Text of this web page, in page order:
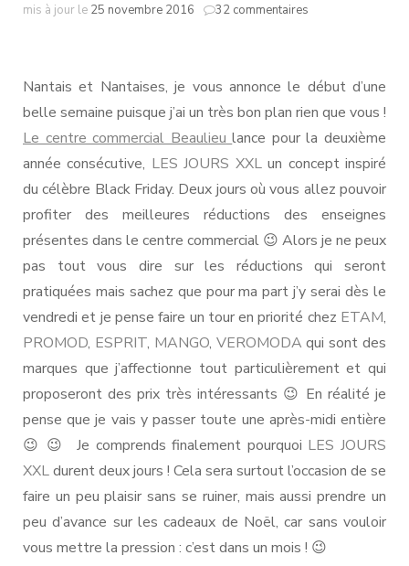
mis à jour le 25 novembre 2016 32 commentaires
débarquent
Beaulieu
[CONCOURS]
Nantais et Nantaises, je vous annonce le début d’une
belle semaine puisque j’ai un très bon plan rien que vous !
Le centre commercial Beaulieu lance pour la deuxième
année consécutive, LES JOURS XXLun concept inspiré
du célèbre Black Friday. Deux jours où vous allez pouvoir
profiter des meilleures réductions des enseignes
présentes dans le centre commercial 😉 Alors je ne peux
pas tout vous dire sur les réductions qui seront
pratiquées mais sachez que pour ma part j’y serai dès le
vendredi et je pense faire un tour en priorité chez ETAM,
PROMOD, ESPRIT, MANGO, VEROMODA qui sont des
marques que j’affectionne tout particulièrement et qui
proposeront des prix très intéressants 😉 En réalité je
pense que je vais y passer toute une après-midi entière
😉 😉 Je comprends finalement pourquoi LES JOURS
XXLdurent deux jours ! Cela sera surtout l’occasion de se
faire un peu plaisir sans se ruiner, mais aussi prendre un
peu d’avance sur les cadeaux de Noël, car sans vouloir
vous mettre la pression : c’est dans un mois ! 😉